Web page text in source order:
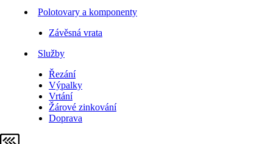
Polotovary a komponenty
Závěsná vrata
Služby
Řezání
Výpalky
Vrtání
Žárové zinkování
Doprava